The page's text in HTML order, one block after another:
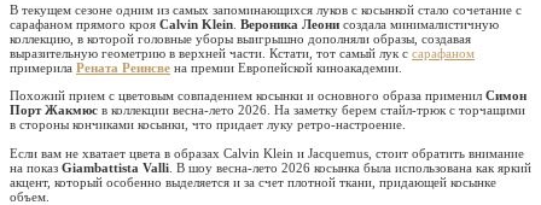
В текущем сезоне одним из самых запоминающихся луков с косынкой стало сочетание с
сарафаном прямого кроя Calvin Klein Вероника Леони создала минималистичную
коллекцию, в которой головные уборы выигрышно дополняли образы, создавая
выразительную геометрию в верхней части. Кстати, тот самый лук с сарафаном
примерила Рената Реинсве на премии Европейской киноакадемии.
Похожий прием с цветовым совпадением косынки и основного образа применил Симон
Порт Жакмюс в коллекции весна-лето 2026. На заметку берем стайл-трюк с торчащими
в стороны кончиками косынки, что придает луку ретро-настроение.
Если вам не хватает цвета в образах Calvin Klein и Jacquemus, стоит обратить внимание
на показ Giambattista Valli . В шоу весна-лето 2026 косынка была использована как яркий
акцент, который особенно выделяется и за счет плотной ткани, придающей косынке
объем.